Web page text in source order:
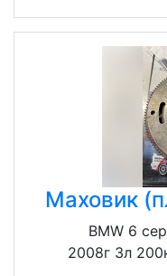
Маховик
BMW 6
2008г 3л